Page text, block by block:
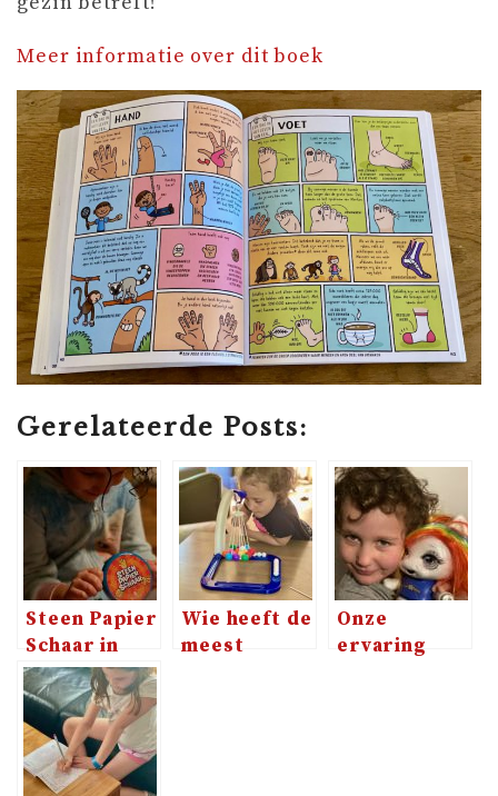
Meer informatie over dit boek
Gerelateerde Posts:
Steen Papier
Schaar in
een nieuwe
vorm
Wie heeft de
meest
Onze
ervaring